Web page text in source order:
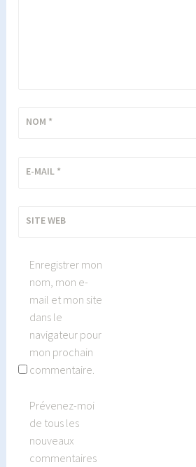
NOM *
E-MAIL *
SITE WEB
Enregistrer mon
nom, mon e-
mail et mon site
dans le
navigateur pour
mon prochain
commentaire.
Prévenez-moi
de tous les
nouveaux
commentaires